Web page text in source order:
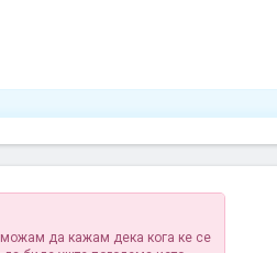
можам да кажам дека кога ке се